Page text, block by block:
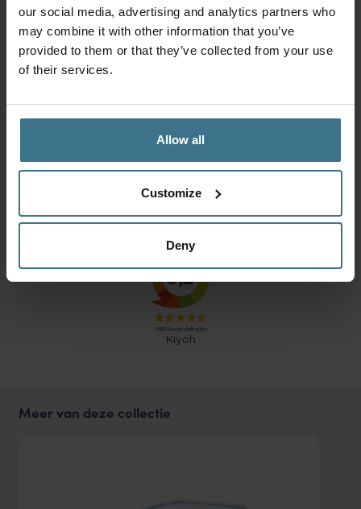
our social media, advertising and analytics partners who
may combine it with other information that you’ve
provided to them or that they’ve collected from your use
of their services.
Allow all
Customize
Deny
Voordeelverpakking vershoudbakjes 2600 ml | 4 stuks
prijs
was:
€43.80.
prijs
€39.50.
Stickervel
Meer van deze collectie